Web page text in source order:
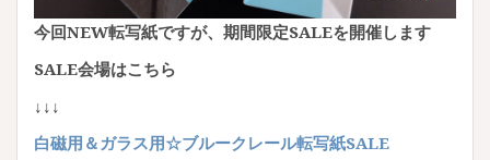
今回NEW転写紙ですが、期間限定SALEを開催します
SALE会場はこちら
↓↓↓
白磁用＆ガラス用☆ブルークレール転写紙SALE